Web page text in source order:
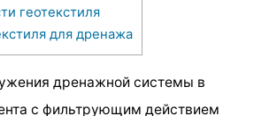
геотекстиля
для дренажа
дренажной системы в
с фильтрующим действием